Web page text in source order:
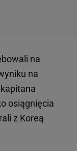
na
na
osiągnięcia
z Koreą